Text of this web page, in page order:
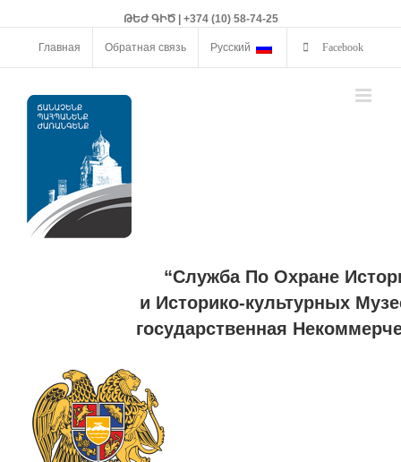
ԹԵԺ ԳԻԾ | +374 (10) 58-74-25
Главная Обратная связь Русский Facebook
“Служба По Охране
и Историко-культурных
государственная